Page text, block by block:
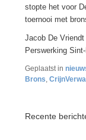
stopte het voor
toernooi met
Jacob De Vriendt
Perswerking
Geplaatst in
Brons,
Recente